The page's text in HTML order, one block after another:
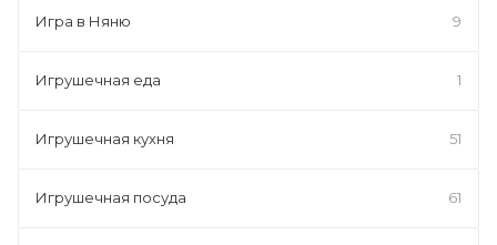
Игра в Няню 9
Игрушечная еда 1
Игрушечная кухня 51
Игрушечная посуда 61